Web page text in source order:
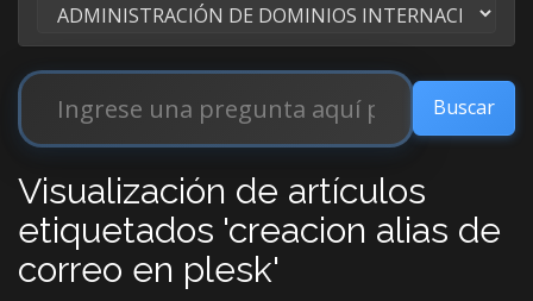
Visualización de artículos
etiquetados 'creacion alias de
correo en plesk'